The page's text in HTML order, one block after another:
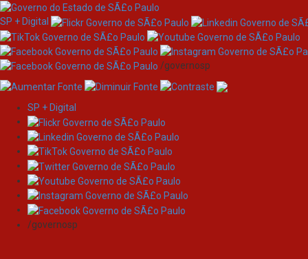
Skip
navigation
SP + Digital
/governosp
SP + Digital
/governosp
Search
Search: